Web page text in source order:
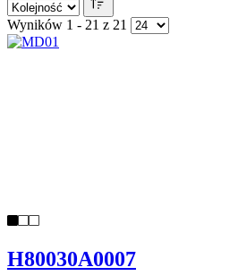
Wyników 1 - 21 z 21
H80030A0007